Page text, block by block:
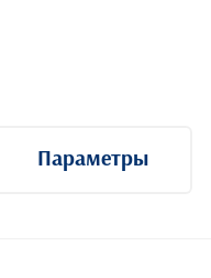
Параметры